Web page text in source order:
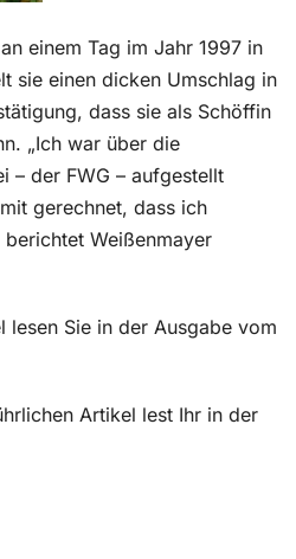
einem Tag im Jahr 1997 in
sie einen dicken Umschlag in
dass sie als Schöffin
„Ich war über die
– der FWG – aufgestellt
gerechnet, dass ich
Weißenmayer
lesen Sie in der Ausgabe vom
Artikel lest Ihr in der